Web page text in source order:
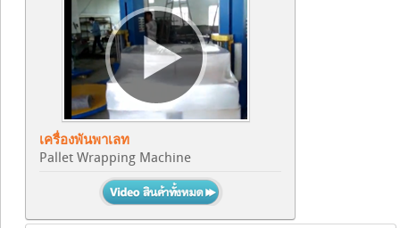
เครื่องพันพาเลท
Pallet Wrapping Machine